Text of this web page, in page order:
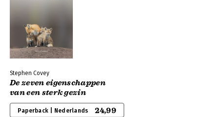
Stephen Covey
De zeven eigenschappen
van een sterk gezin
Paperback | Nederlands 24,99